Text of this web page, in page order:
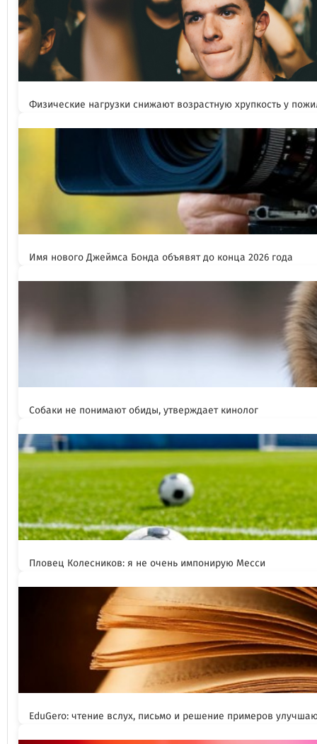
Физические нагрузки снижают возрастную хрупкость у
Имя нового Джеймса Бонда объявят до конца 2026 года
Собаки не понимают обиды, утверждает кинолог
Пловец Колесников: я не очень импонирую Месси
EduGero: чтение вслух, письмо и решение примеров